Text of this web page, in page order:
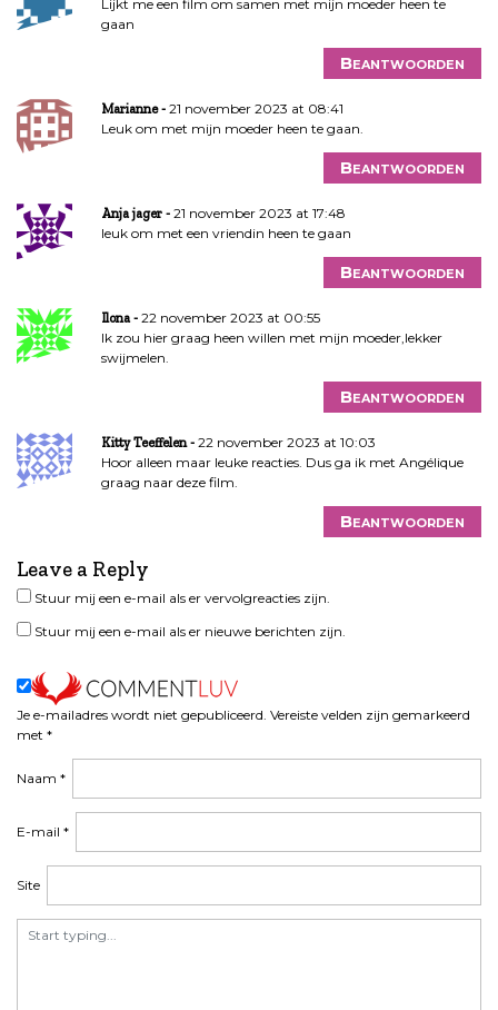
Lijkt me een film om samen met mijn moeder heen te
gaan
Beantwoorden
Marianne
21 november 2023 at 08:41
Leuk om met mijn moeder heen te gaan.
Beantwoorden
Anja jager
21 november 2023 at 17:48
leuk om met een vriendin heen te gaan
Beantwoorden
Ilona
22 november 2023 at 00:55
Ik zou hier graag heen willen met mijn moeder,lekker
swijmelen.
Beantwoorden
Kitty Teeffelen
22 november 2023 at 10:03
Hoor alleen maar leuke reacties. Dus ga ik met Angélique
graag naar deze film.
Beantwoorden
Leave a Reply
Je e-mailadres wordt niet gepubliceerd. Vereiste velden zijn gemarkeerd
met *
Naam *
E-mail *
Site
Stuur mij een e-mail als er vervolgreacties zijn.
Stuur mij een e-mail als er nieuwe berichten zijn.